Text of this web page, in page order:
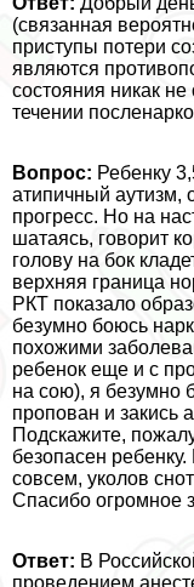
(связанная
приступы потери
являются
состояния никак не
течении
Вопрос: Ребенку
атипичный аутизм,
прогресс. Но на
шатаясь, говорит
голову на бок
верхняя граница
РКТ показало
безумно боюсь
похожими
ребенок еще и с
на сою), я безумно
пропован и закись
Подскажите,
безопасен
совсем, уколов
Спасибо огромное
Ответ: В